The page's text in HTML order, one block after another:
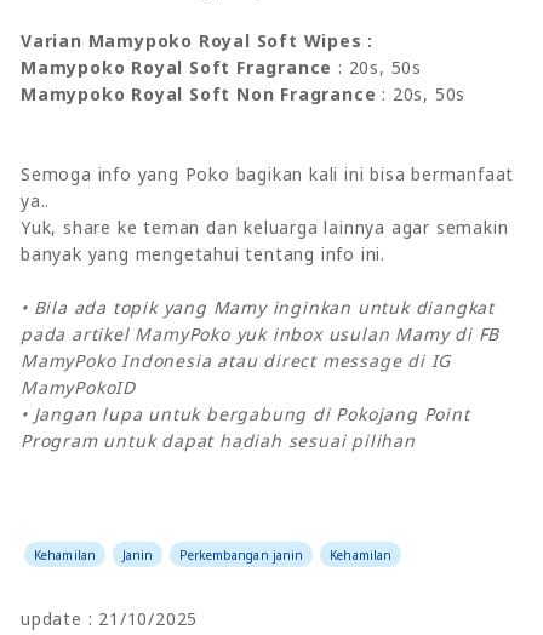
Varian Mamypoko Royal Soft Wipes :
Mamypoko Royal Soft Fragrance : 20s, 50s
Mamypoko Royal Soft Non Fragrance : 20s, 50s
Semoga info yang Poko bagikan kali ini bisa bermanfaat
ya..
Yuk, share ke teman dan keluarga lainnya agar semakin
banyak yang mengetahui tentang info ini.
• Bila ada topik yang Mamy inginkan untuk diangkat
pada artikel MamyPoko yuk inbox usulan Mamy di FB
MamyPoko Indonesia atau direct message di IG
MamyPokoID
• Jangan lupa untuk bergabung di Pokojang Point
Program untuk dapat hadiah sesuai pilihan
Kehamilan Janin Perkembangan janin Kehamilan
update : 21/10/2025